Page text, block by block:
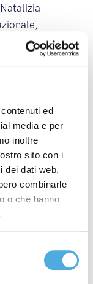
ed
media e per
inoltre
sito con i
dei dati web,
combinarle
o che hanno
,
Coronavirus,
FAI -
,Fermi
Maggiori,
,Mancini
, Modena
Run,Monza
Linea